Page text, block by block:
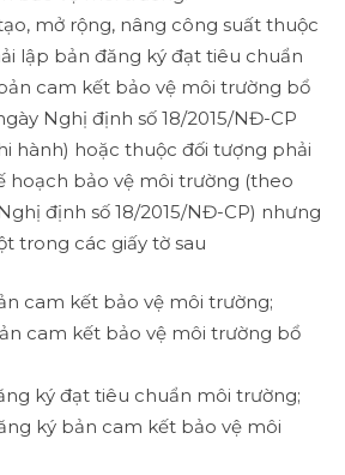
mở rộng, nâng công suất thuộc
lập bản đăng ký đạt tiêu chuẩn
cam kết bảo vệ môi trường bổ
Nghị định số 18/2015/NĐ-CP
hành) hoặc thuộc đối tượng phải
hoạch bảo vệ môi trường (theo
định số 18/2015/NĐ-CP) nhưng
trong các giấy tờ sau
cam kết bảo vệ môi trường;
cam kết bảo vệ môi trường bổ
ký đạt tiêu chuẩn môi trường;
ký bản cam kết bảo vệ môi